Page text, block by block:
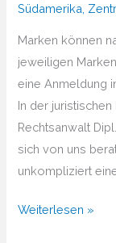
Südamerika
Marken können
jeweiligen
eine Anmeldung
In der juristischen
Rechtsanwalt
sich von uns
unkompliziert
Von
Weiterlesen »